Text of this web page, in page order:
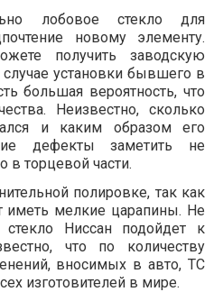
лобовое стекло для
новому элементу.
получить заводскую
установки бывшего в
большая вероятность, что
Неизвестно, сколько
и каким образом его
дефекты заметить не
в торцевой части.
полировке, так как
иметь мелкие царапины. Не
Ниссан подойдет к
что по количеству
вносимых в авто, ТС
изготовителей в мире.